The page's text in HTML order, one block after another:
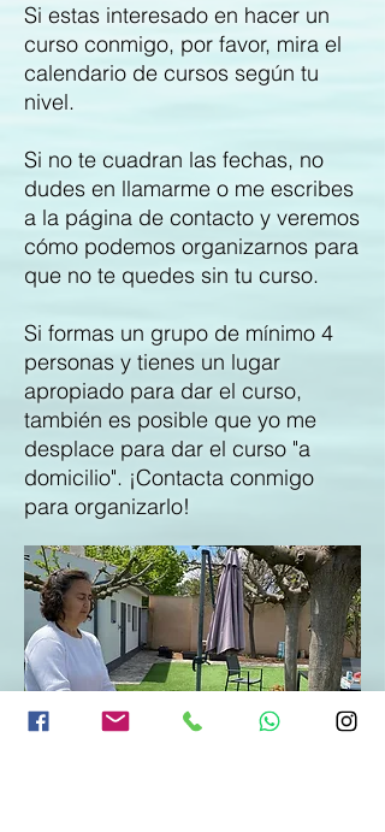
Si estas interesado en hacer un
curso conmigo, por favor, mira el
calendario de cursos según tu
nivel.
Si no te cuadran las fechas, no
dudes en llamarme o me escribes
a la página de contacto y veremos
cómo podemos organizarnos para
que no te quedes sin tu curso.
Si formas un grupo de mínimo 4
personas y tienes un lugar
apropiado para dar el curso,
también es posible que yo me
desplace para dar el curso "a
domicilio". ¡Contacta conmigo
para organizarlo!